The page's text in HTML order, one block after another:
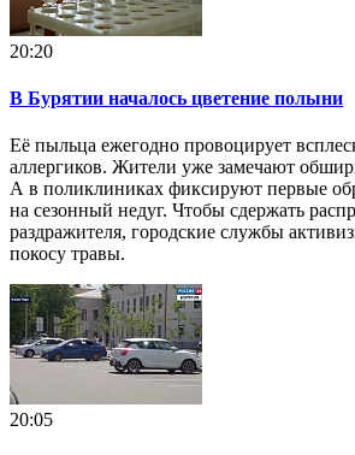
20:20
В Бурятии началось цветение полыни
Её пыльца ежегодно провоцирует
аллергиков. Жители уже замечают
А в поликлиниках фиксируют первые
на сезонный недуг. Чтобы сдержать
раздражителя, городские службы
покосу травы.
20:05